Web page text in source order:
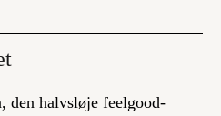
, den halvsløje feelgood-